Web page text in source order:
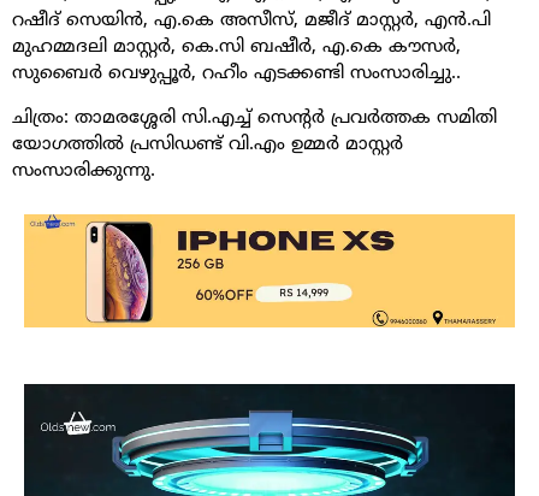
റഷീദ് സെയിൻ, എ.കെ അസീസ്, മജീദ് മാസ്റ്റർ, എൻ.പി
മുഹമ്മദലി മാസ്റ്റർ, കെ.സി ബഷീർ, എ.കെ കൗസർ,
സുബൈർ വെഴുപ്പൂർ, റഹീം എടക്കണ്ടി സംസാരിച്ചു..
ചിത്രം: താമരശ്ശേരി സി.എച്ച് സെന്റർ പ്രവർത്തക സമിതി
യോഗത്തിൽ പ്രസിഡണ്ട് വി.എം ഉമ്മർ മാസ്റ്റർ
സംസാരിക്കുന്നു.